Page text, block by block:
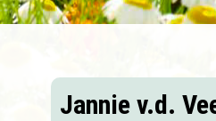
Jannie v.d.